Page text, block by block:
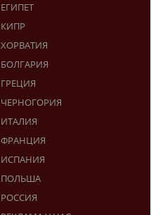
ЕГИПЕТ
КИПР
ХОРВАТИЯ
БОЛГАРИЯ
ГРЕЦИЯ
ЧЕРНОГОРИЯ
ИТАЛИЯ
ФРАНЦИЯ
ИСПАНИЯ
ПОЛЬША
РОССИЯ